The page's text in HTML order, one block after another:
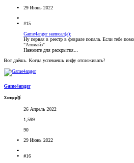
29 Июнь 2022
#15
Game4anger написал(а):
Ну первая в реестр в феврале попала. Если тебе
"Атомайз"
Нажмите для раскрытия...
Вот даёшь. Когда успеваешь инфу отслеживать?
Game4anger
Холдер🥉
26 Апрель 2022
1,599
90
29 Июнь 2022
#16